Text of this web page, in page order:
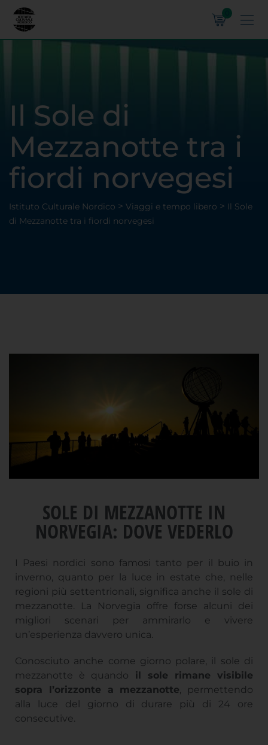
Il Sole di
Mezzanotte tra i
fiordi norvegesi
Istituto Culturale Nordico > Viaggi e tempo libero > Il Sole
di Mezzanotte tra i fiordi norvegesi
SOLE DI MEZZANOTTE IN
NORVEGIA: DOVE VEDERLO
I Paesi nordici sono famosi tanto per il buio in
inverno, quanto per la luce in estate che, nelle
regioni più settentrionali, significa anche il sole di
mezzanotte. La Norvegia offre forse alcuni dei
migliori scenari per ammirarlo e vivere
un’esperienza davvero unica.
Conosciuto anche come giorno polare, il sole di
mezzanotte è quando il sole rimane visibile
sopra l’orizzonte a mezzanotte, permettendo
alla luce del giorno di durare più di 24 ore
consecutive.